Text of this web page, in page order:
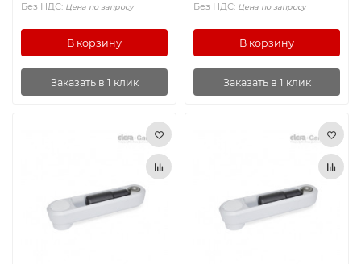
Без НДС: Цена по запросу
В корзину
Заказать в 1 клик
Без НДС: Цена по запросу
В корзину
Заказать в 1 клик